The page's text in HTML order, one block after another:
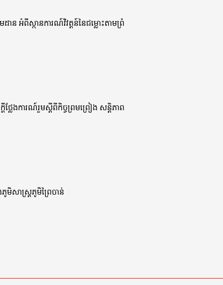
ាន អំពីស្ថានការណ៍វិវត្តន៍នៃជម្លោះតាមព្រំ
ែងការណ៍រួមស្តីពីកិច្ចព្រមព្រៀង សន្តិភាព
មិសាស្ត្រភូមិព្រៃចាន់